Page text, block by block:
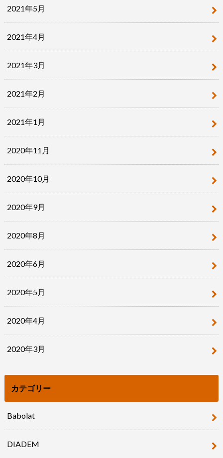
2021年5月
2021年4月
2021年3月
2021年2月
2021年1月
2020年11月
2020年10月
2020年9月
2020年8月
2020年6月
2020年5月
2020年4月
2020年3月
カテゴリー
Babolat
DIADEM